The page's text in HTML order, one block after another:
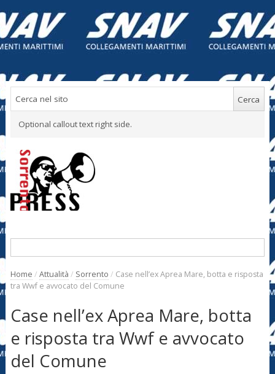
Optional callout text right side.
Home / Attualità / Sorrento / Case nell’ex Aprea Mare, botta e risposta
tra Wwf e avvocato del Comune
Case nell’ex Aprea Mare, botta
e risposta tra Wwf e avvocato
del Comune